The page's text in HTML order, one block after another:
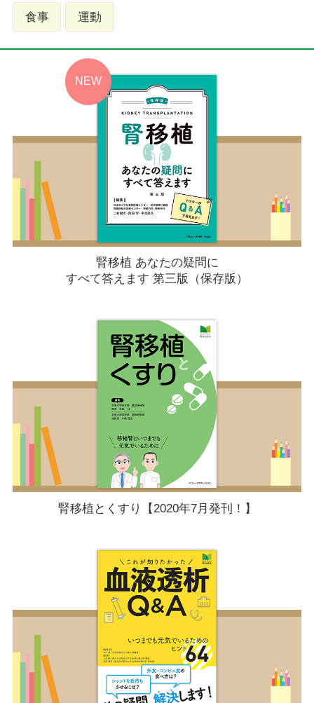
食事 運動
腎移植 あなたの疑問に
すべて答えます 第三版（保存版）
腎移植とくすり【2020年7月発刊！】